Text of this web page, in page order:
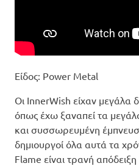
Είδος: Power Metal
Οι InnerWish είχαν μεγάλα
όπως έχω ξαναπεί τα
και συσσωρευμένη
δημιουργοί όλα αυτά τα
Flame είναι τρανή